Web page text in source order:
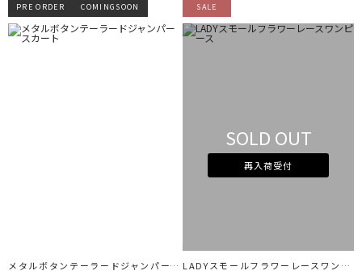
PRE ORDER COMINGSOON
メタルボタンテーラードジャンパースカート
SALE
SOLD OUT
再入荷受付
LADYスモールフラワーレースワンピース